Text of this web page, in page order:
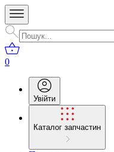
0
Увійти
Каталог запчастин